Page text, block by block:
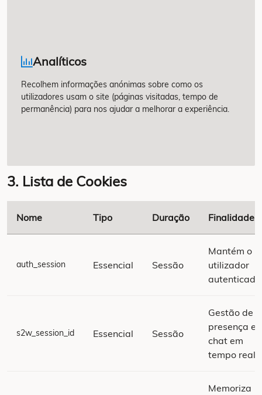
Analíticos
Recolhem informações anónimas sobre como os
utilizadores usam o site (páginas visitadas, tempo de
permanência) para nos ajudar a melhorar a experiência.
3. Lista de Cookies
Nome Tipo Duração Finalidade
auth_session Essencial Sessão
Mantém o
utilizador
s2w_session_id Essencial Sessão
Gestão de
presença e
chat em
tempo real.
Memoriza